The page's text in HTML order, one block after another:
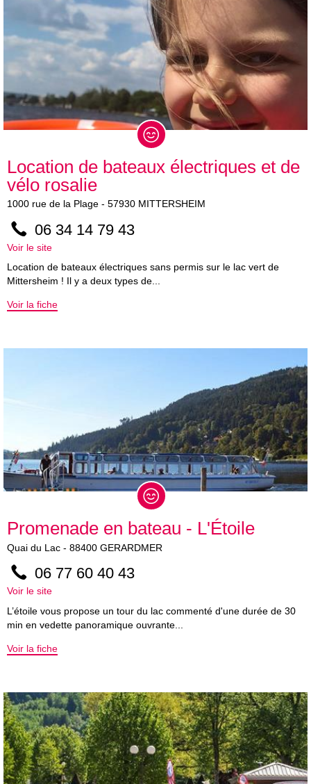
Location de bateaux électriques et de
vélo rosalie
1000 rue de la Plage - 57930 MITTERSHEIM
06 34 14 79 43
Voir le site
Location de bateaux électriques sans permis sur le lac vert de
Mittersheim ! Il y a deux types de...
Voir la fiche
Promenade en bateau - L'Étoile
Quai du Lac - 88400 GERARDMER
06 77 60 40 43
Voir le site
L’étoile vous propose un tour du lac commenté d'une durée de 30
min en vedette panoramique ouvrante...
Voir la fiche